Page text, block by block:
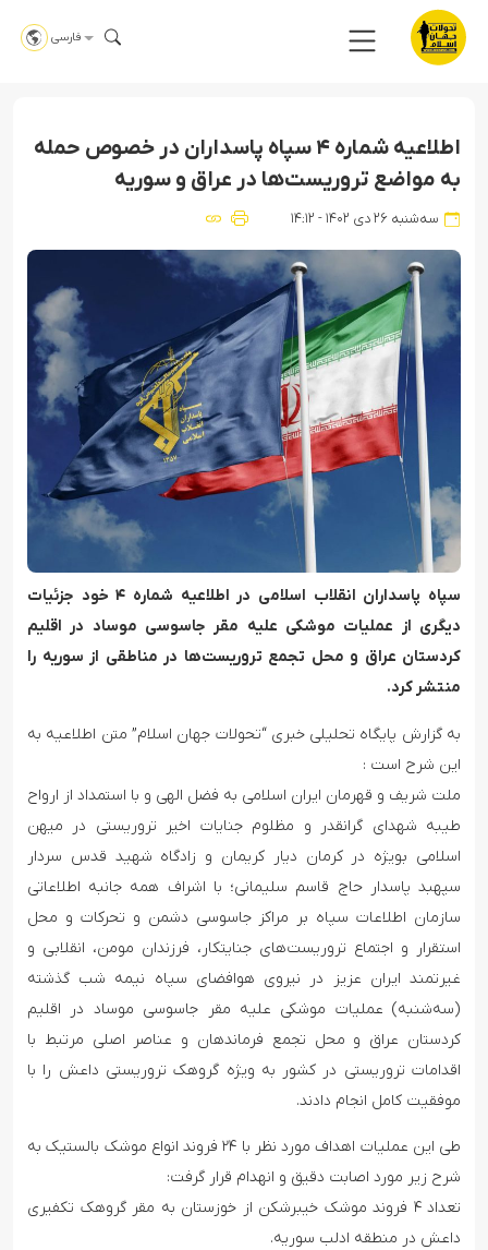
فارسی
اطلاعیه شماره ۴ سپاه پاسداران در خصوص حمله
به مواضع تروریست‌ها در عراق و سوریه
سه‌شنبه ۲۶ دی ۱۴۰۲ - ۱۴:۱۲
سپاه پاسداران انقلاب اسلامی در اطلاعیه شماره ۴ خود جزئیات
دیگری از عملیات موشکی علیه مقر جاسوسی موساد در اقلیم
کردستان عراق و محل تجمع تروریست‌ها در مناطقی از سوریه را
منتشر کرد.
به گزارش پایگاه تحلیلی خبری “تحولات جهان اسلام” متن اطلاعیه به
این شرح است :
ملت شریف و قهرمان ایران اسلامی به فضل الهی و با استمداد از ارواح
طیبه شهدای گرانقدر و مظلوم جنایات اخیر تروریستی در میهن
اسلامی بویژه در کرمان دیار کریمان و زادگاه شهید قدس سردار
سپهبد پاسدار حاج قاسم سلیمانی؛ با اشراف همه جانبه اطلاعاتی
سازمان اطلاعات سپاه بر مراکز جاسوسی دشمن و تحرکات و محل
استقرار و اجتماع تروریست‌های جنایتکار، فرزندان مومن، انقلابی و
غیرتمند ایران عزیز در نیروی هوافضای سپاه نیمه شب گذشته
(سه‌شنبه) عملیات موشکی علیه مقر جاسوسی موساد در اقلیم
کردستان عراق و محل تجمع فرماندهان و عناصر اصلی مرتبط با
اقدامات تروریستی در کشور به ویژه گروهک تروریستی داعش را با
موفقیت کامل انجام دادند.
طی این عملیات اهداف مورد نظر با ۲۴ فروند انواع موشک بالستیک به
شرح زیر مورد اصابت دقیق و انهدام قرار گرفت:
تعداد ۴ فروند موشک خیبرشکن از خوزستان به مقر گروهک تکفیری
داعش در منطقه ادلب سوریه.